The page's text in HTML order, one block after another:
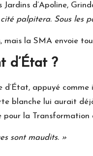
Jardins d’Apoline,
palpitera. Sous les
mais la SMA envoie
d’État ?
appuyé
blanche lui aurait
la
sont maudits. »